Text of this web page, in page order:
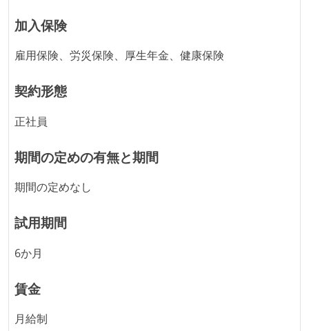
人事情報や秘匿性の高い内容を除いて、経営陣やマネ
ージャー以上の会議での議事録が社員にも公開されて
いる
誰もがいつでも閲覧可能になっている
大規模サービスの開発
同時接続ユーザー数（数千以上）
大規模テーブルあり（1テーブルあたり数千万レコー
トラフィック数が多い（数千rps以上）
労働環境の自由度
週2日リモート勤務のハイブリットワーク（週3出社）
2年以内に未就学児を子育てしながら働いていたエン
加入保険
雇用保険、労災保険、厚生年金、健康保険
契約形態
正社員
期間の定めの有無と期間
期間の定めなし
試用期間
6か月
賃金
月給制